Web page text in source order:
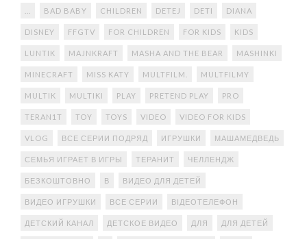
BAD BABY CHILDREN DETEJ DETI DIANA
DISNEY FFGTV FOR CHILDREN FOR KIDS KIDS
LUNTIK MAJNKRAFT MASHA AND THE BEAR MASHINKI
MINECRAFT MISS KATY MULTFILM. MULTFILMY
MULTIK MULTIKI PLAY PRETEND PLAY PRO
TERAN1T TOY TOYS VIDEO VIDEO FOR KIDS
VLOG ВСЕ СЕРИИ ПОДРЯД ИГРУШКИ МАШАМЕДВЕДЬ
СЕМЬЯ ИГРАЕТ В ИГРЫ ТЕРАНИТ ЧЕЛЛЕНДЖ
БЕЗКОШТОВНО В ВИДЕО ДЛЯ ДЕТЕЙ
ВИДЕО ИГРУШКИ ВСЕ СЕРИИ ВІДЕОТЕЛЕФОН
ДЕТСКИЙ КАНАЛ ДЕТСКОЕ ВИДЕО ДЛЯ ДЛЯ ДЕТЕЙ